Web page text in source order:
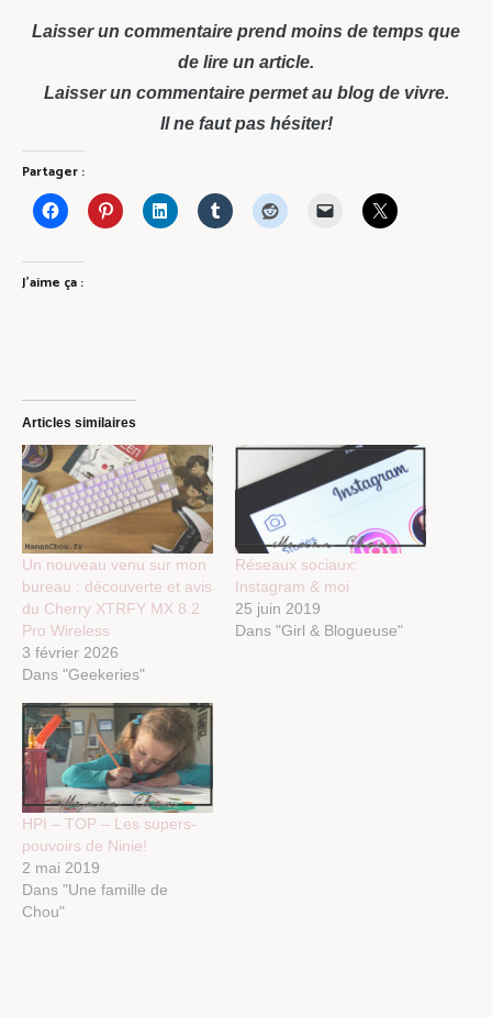
Laisser un commentaire prend moins de temps que
de lire un article.
Laisser un commentaire permet au blog de vivre.
Il ne faut pas hésiter!
Partager :
J’aime ça :
Articles similaires
Un nouveau venu sur mon
bureau : découverte et avis
du Cherry XTRFY MX 8.2
Pro Wireless
3 février 2026
Dans "Geekeries"
Réseaux sociaux:
Instagram & moi
25 juin 2019
Dans "Girl & Blogueuse"
HPI – TOP – Les supers-
pouvoirs de Ninie!
2 mai 2019
Dans "Une famille de
Chou"